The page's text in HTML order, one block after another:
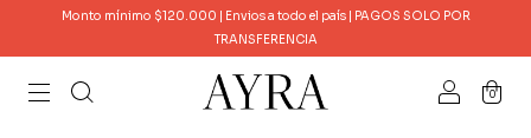
Monto mínimo $120.000 | Envios a todo el país | PAGOS SOLO POR
TRANSFERENCIA
0